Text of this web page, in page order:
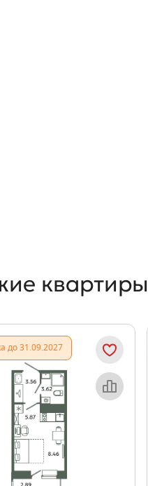
квартиры
до 31.09.2027
Объект месяца